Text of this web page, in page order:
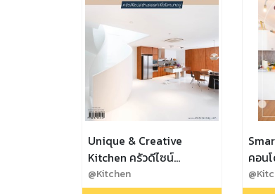
Unique & Creative
Kitchen ครัวดีไซน์
สร้างสรรค์เพื่อโลกน่าอยู่
@Kitchen
คอน